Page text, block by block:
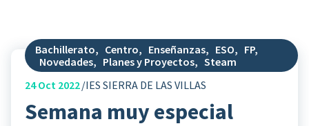
Bachillerato, Centro, Enseñanzas, ESO, FP,
Novedades, Planes y Proyectos, Steam
24Oct 2022 IES SIERRA DE LAS VILLAS
Semana muy especial